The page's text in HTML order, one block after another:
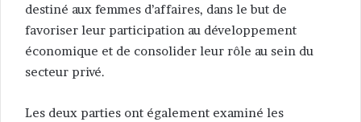
destiné aux femmes d’affaires, dans le but de
favoriser leur participation au développement
économique et de consolider leur rôle au sein du
secteur privé.
Les deux parties ont également examiné les